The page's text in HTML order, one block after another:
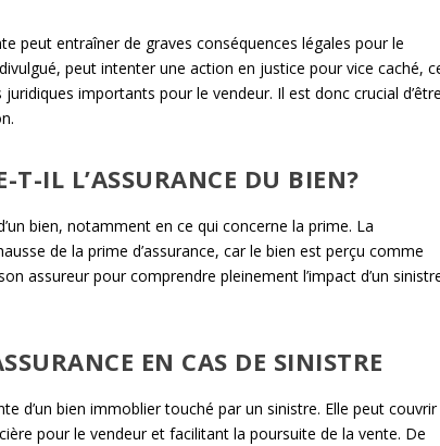
peut entraîner de graves conséquences légales pour le
peut intenter une action en justice pour vice caché,
importants pour le vendeur. Il est donc crucial
T-IL L’ASSURANCE DU BIEN?
bien, notamment en ce qui concerne la prime. La
de la prime d’assurance, car le bien est perçu comme
assureur pour comprendre pleinement l’impact d’un
EN CAS DE SINISTRE
d’un bien immoblier touché par un sinistre. Elle peut couvrir
pour le vendeur et facilitant la poursuite de la vente. De